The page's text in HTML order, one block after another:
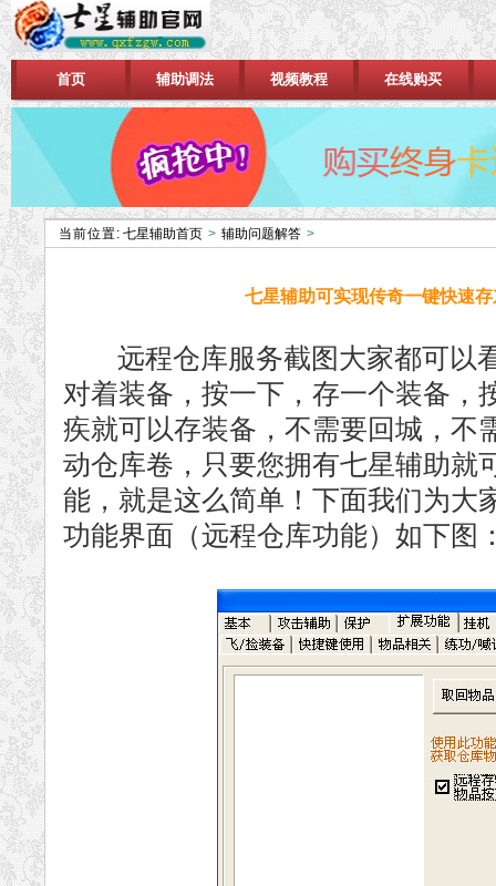
首页 辅助调法 视频教程 在线购买
当前位置: 七星辅助首页 > 辅助问题解答 >
七星辅助可实现传奇一键快速
远程仓库服务截图大家都可以
对着装备，按一下，存一个装备，
疾就可以存装备，不需要回城，不
动仓库卷，只要您拥有七星辅助就
能，就是这么简单！下面我们为大
功能界面（远程仓库功能）如下图